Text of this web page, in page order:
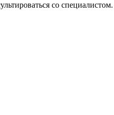
со специалистом.